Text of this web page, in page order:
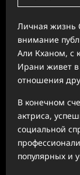
Личная жизнь
внимание
Али Кханом, с
Ирани живет
отношения
В конечном
актриса,
социальной
популярных и